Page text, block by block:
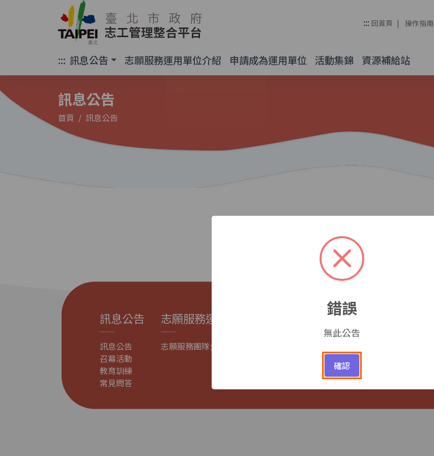
臺北市政府 志工管理整合平台 ::: 回首頁 操作指南
::: 訊息公告 志願服務運用單位介紹 申請成為運用單位 活動集錦 資源補給站
訊息公告
首頁 訊息公告
訊息公告
訊息公告
召幕活動
教育訓練
常見問答
志願服務運用單位介紹
志願服務團隊介紹
申請成為運用單位
申請成為運用單位
錯誤
無此公告
確認